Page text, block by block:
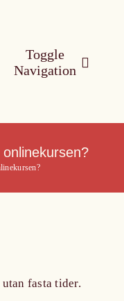
Toggle
Navigation
fasta tider.